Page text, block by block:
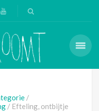
Efteling, ontbijtje